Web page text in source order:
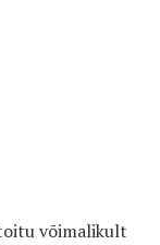
võimalikult